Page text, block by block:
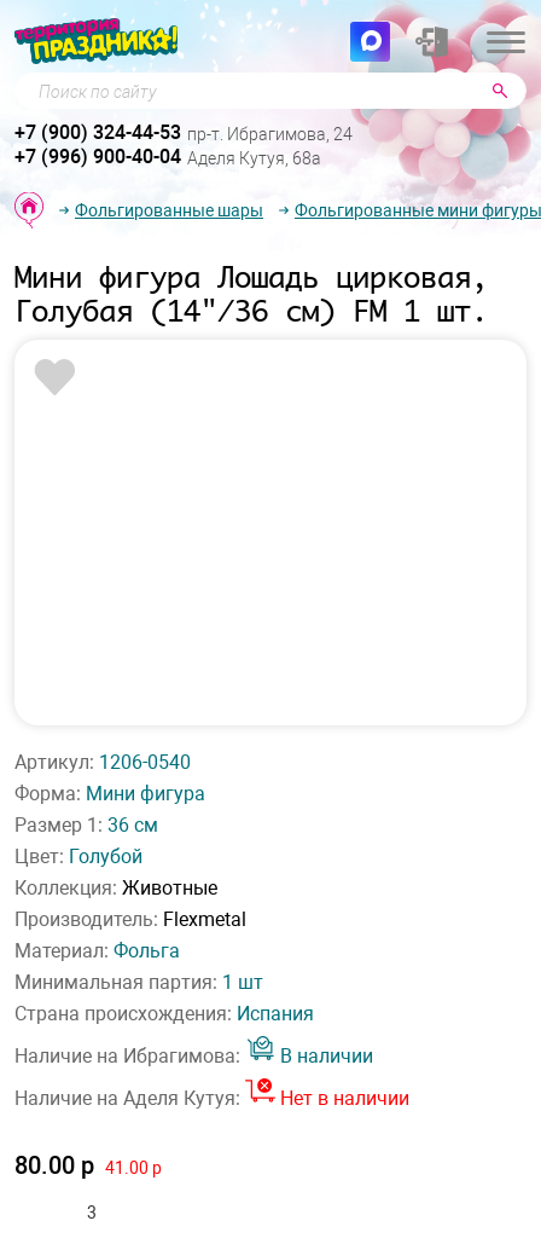
Поиск по сайту
+7 (900) 324-44-53 пр-т. Ибрагимова, 24
+7 (996) 900-40-04 Аделя Кутуя, 68а
Фольгированные шары Фольгированные мини фигуры
Мини фигура Лошадь цирковая,
Голубая (14"/36 см) FM 1 шт.
Артикул: 1206-0540
Форма: Мини фигура
Размер 1: 36 см
Цвет: Голубой
Коллекция: Животные
Производитель: Flexmetal
Материал: Фольга
Минимальная партия: 1 шт
Страна происхождения: Испания
Наличие на Ибрагимова:
В наличии
Наличие на Аделя Кутуя:
Нет в наличии
80.00 р 41.00 р